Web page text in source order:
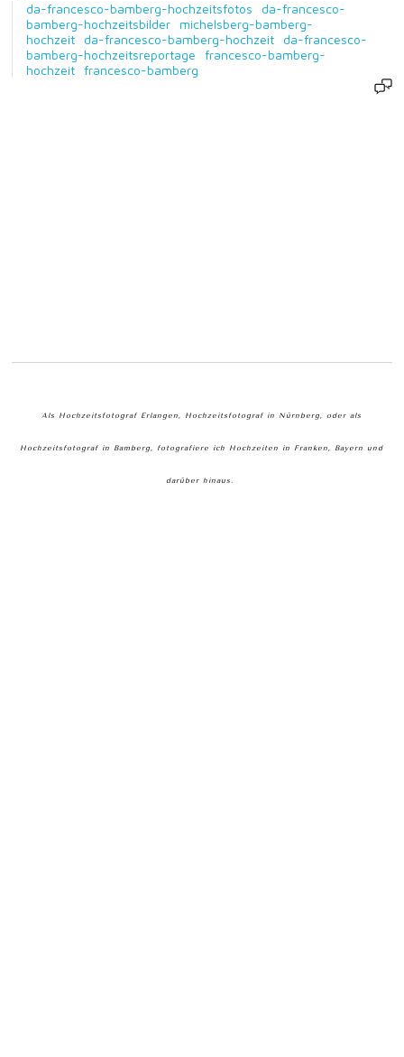
da-francesco-bamberg-hochzeitsfotos
da-francesco-
bamberg-hochzeitsbilder
michelsberg-bamberg-
hochzeit
da-francesco-bamberg-hochzeit
da-francesco-
bamberg-hochzeitsreportage
francesco-bamberg-
hochzeit
francesco-bamberg
Als Hochzeitsfotograf Erlangen, Hochzeitsfotograf in Nürnberg, oder als
Hochzeitsfotograf in Bamberg, fotografiere ich Hochzeiten in Franken, Bayern und
darüber hinaus.